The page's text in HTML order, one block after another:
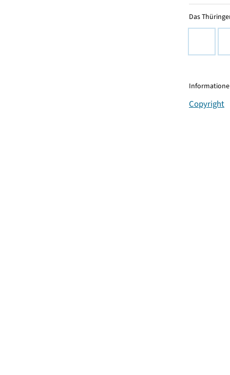
Das
Copyright